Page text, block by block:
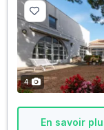
4
En savoir